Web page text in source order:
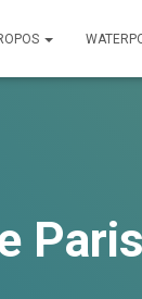
Paris